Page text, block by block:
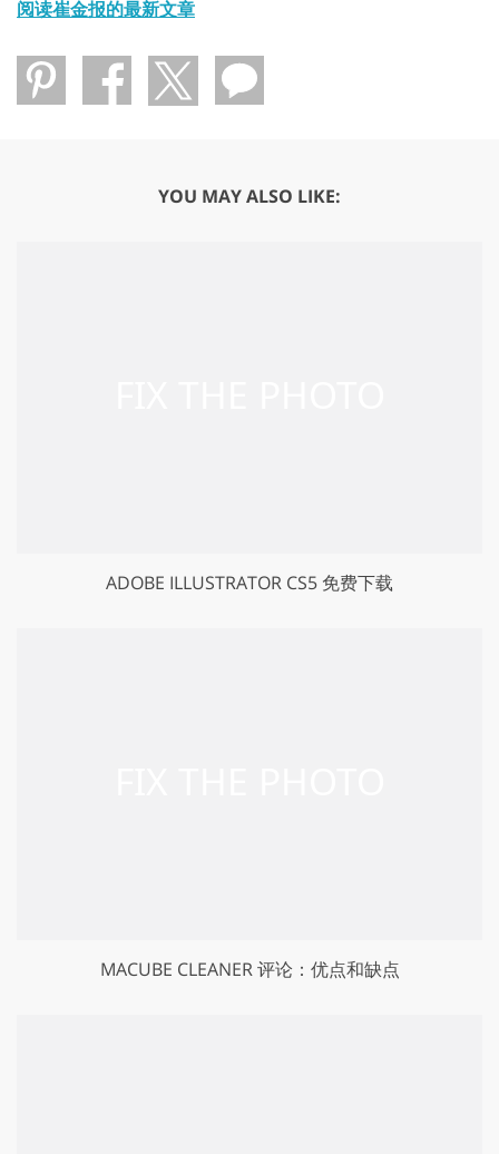
阅读崔金报的最新文章
YOU MAY ALSO LIKE:
ADOBE ILLUSTRATOR CS5 免费下载
MACUBE CLEANER 评论：优点和缺点